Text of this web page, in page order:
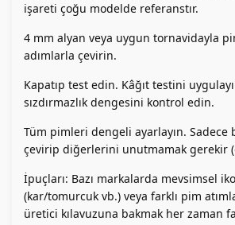
işareti çoğu modelde referanstır.
4 mm alyan veya uygun tornavidayla
adımlarla çevirin.
Kapatıp test edin. Kâğıt testini
sızdırmazlık dengesini kontrol edin.
Tüm pimleri dengeli ayarlayın. Sadece
çevirip diğerlerini unutmamak gerekir
İpuçları: Bazı markalarda mevsimsel
(kar/tomurcuk vb.) veya farklı pim
üretici kılavuzuna bakmak her zaman